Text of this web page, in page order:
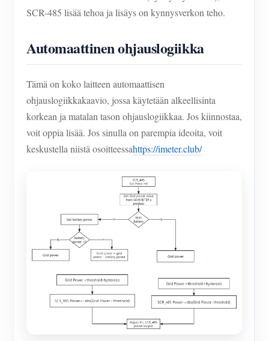
SCR-485 lisää tehoa ja lisäys on kynnysverkon teho.
Automaattinen ohjauslogiikka
Tämä on koko laitteen automaattisen
ohjauslogiikkakaavio, jossa käytetään alkeellisinta
korkean ja matalan tason ohjauslogiikkaa. Jos kiinnostaa,
voit oppia lisää. Jos sinulla on parempia ideoita, voit
keskustella niistä osoitteessahttps://imeter.club/